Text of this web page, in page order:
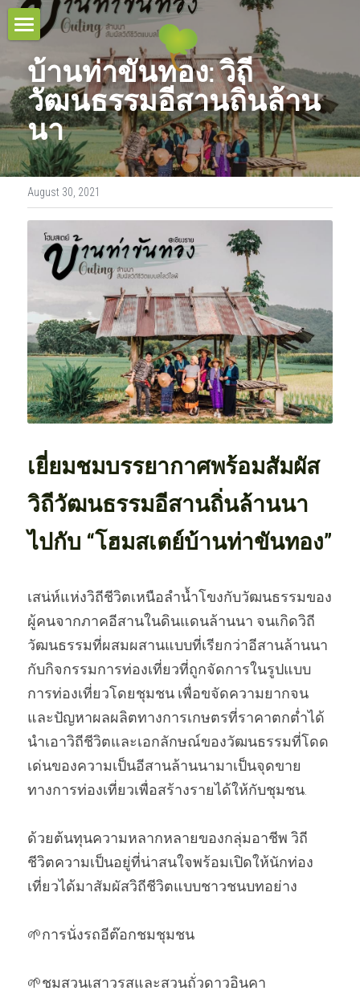
HOME
TOUR COLLECTIONS
THE URBAN TOURS
CULTURAL VILLAGE TOURS
HOMESTAY EXPERIENCES
MULTI-DAYS TOURS
EDUCATIONAL TOURS
PROJECT & SERVICES
BLOG
RESPONSIBLE TRAVEL
OUR BELIEFS
OUR MISSIONS
OUR AWARDS
OUR SUSTAINABILITY POLICY
OUR SOCIAL CONTRIBUTION
CONTACT
CONTACT US
TEAM
Search
บ้านท่าขันทอง: วิถี
วัฒนธรรมอีสานถิ่นล้าน
นา
August 30, 2021
เยี่ยมชมบรรยากาศพร้อมสัมผัส
วิถีวัฒนธรรมอีสานถิ่นล้านนา
ไปกับ “โฮมสเตย์บ้านท่าขันทอง”
เสน่ห์แห่งวิถีชีวิตเหนือลำน้ำโขงกับวัฒนธรรมของ
ผู้คนจากภาคอีสานในดินแดนล้านนา จนเกิดวิถี
วัฒนธรรมที่ผสมผสานแบบที่เรียกว่าอีสานล้านนา
กับกิจกรรมการท่องเที่ยวที่ถูกจัดการในรูปแบบ
การท่องเที่ยวโดยชุมชน เพื่อขจัดความยากจน
และปัญหาผลผลิตทางการเกษตรที่ราคาตกต่ำได้
นำเอาวิถีชีวิตและเอกลักษณ์ของวัฒนธรรมที่โดด
เด่นของความเป็นอีสานล้านนามาเป็นจุดขาย
ทางการท่องเที่ยวเพื่อสร้างรายได้ให้กับชุมชน.
ด้วยต้นทุนความหลากหลายของกลุ่มอาชีพ วิถี
ชีวิตความเป็นอยู่ที่น่าสนใจพร้อมเปิดให้นักท่อง
เที่ยวได้มาสัมผัสวิถีชีวิตแบบชาวชนบทอย่าง
🌱การนั่งรถอีต๊อกชมชุมชน
🌱ชมสวนเสาวรสและสวนถั่วดาวอินคา